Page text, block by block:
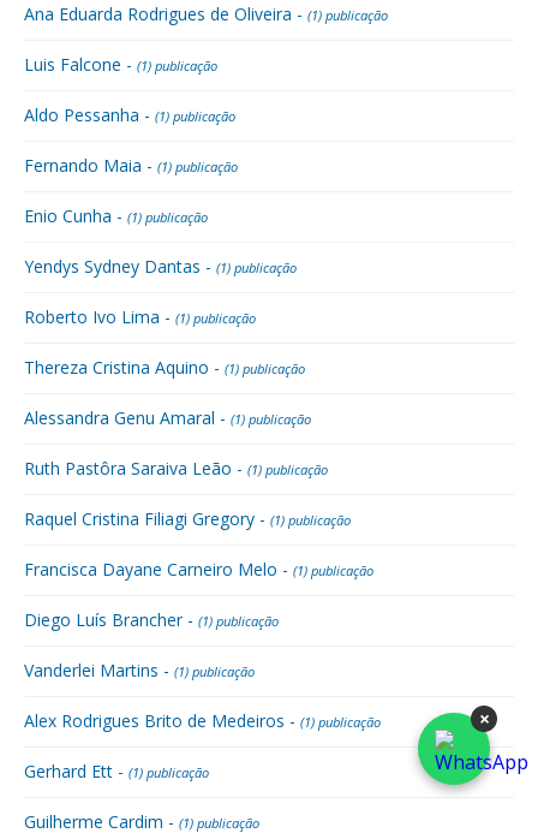
Ana Eduarda Rodrigues de Oliveira - (1) publicação
Luis Falcone - (1) publicação
Aldo Pessanha - (1) publicação
Fernando Maia - (1) publicação
Enio Cunha - (1) publicação
Yendys Sydney Dantas - (1) publicação
Roberto Ivo Lima - (1) publicação
Thereza Cristina Aquino - (1) publicação
Alessandra Genu Amaral - (1) publicação
Ruth Pastôra Saraiva Leão - (1) publicação
Raquel Cristina Filiagi Gregory - (1) publicação
Francisca Dayane Carneiro Melo - (1) publicação
Diego Luís Brancher - (1) publicação
Vanderlei Martins - (1) publicação
Alex Rodrigues Brito de Medeiros - (1) publicação
Gerhard Ett - (1) publicação
Guilherme Cardim - (1) publicação
×